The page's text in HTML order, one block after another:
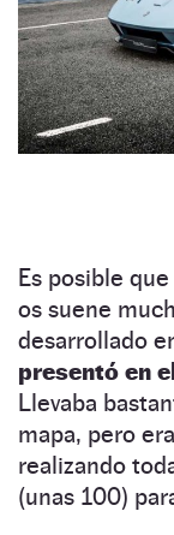
Es posible
os suene
desarrollado
presentó en
Llevaba
mapa, pero
realizando
(unas 100)